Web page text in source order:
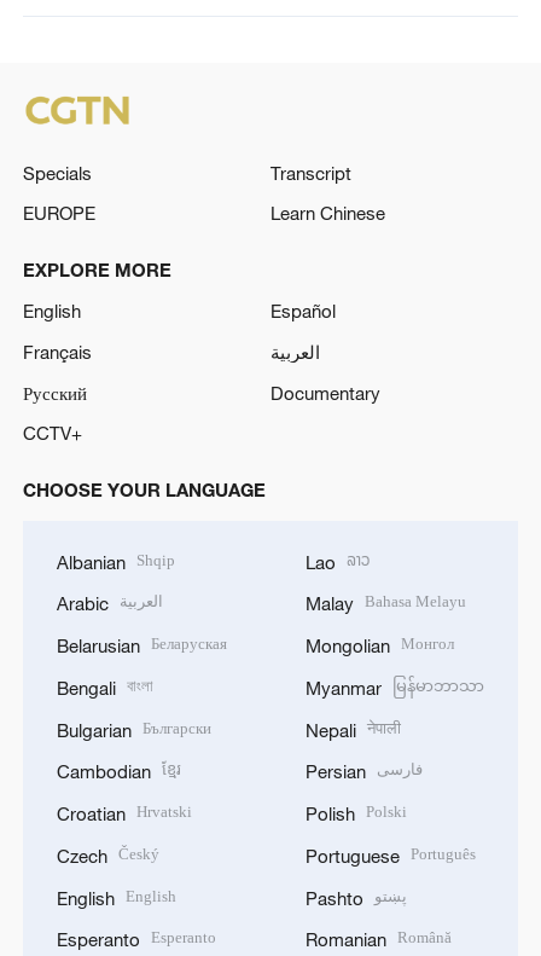
Specials
Transcript
EUROPE
Learn Chinese
EXPLORE MORE
English
Español
Français
العربية
Русский
Documentary
CCTV+
CHOOSE YOUR LANGUAGE
Albanian Shqip
Arabic العربية
Belarusian Беларуская
Bengali বাংলা
Bulgarian Български
Cambodian ខ្មែរ
Croatian Hrvatski
Czech Český
English English
Esperanto Esperanto
Lao ລາວ
Malay Bahasa Melayu
Mongolian Монгол
Myanmar မြန်မာဘာသာ
Nepali नेपाली
Persian فارسی
Polish Polski
Portuguese Português
Pashto پښتو
Romanian Română